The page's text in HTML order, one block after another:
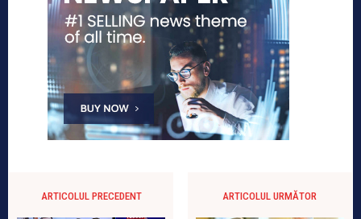
ARTICOLUL PRECEDENT ARTICOLUL URMĂTOR